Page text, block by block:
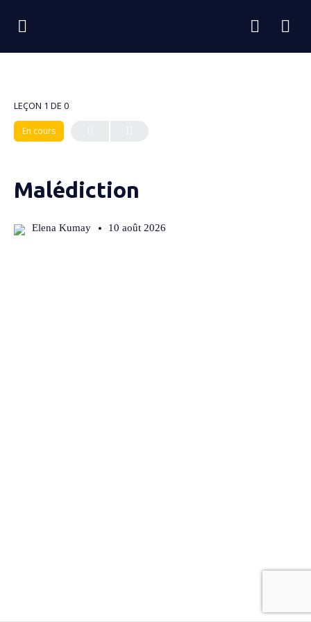
LEÇON 1 DE 0
En cours
Malédiction
Elena Kumay 10 août 2026